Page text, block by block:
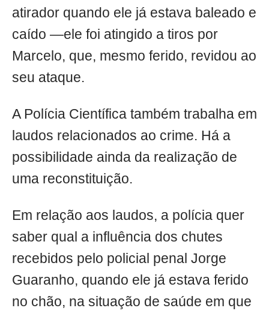
atirador quando ele já estava baleado e
caído —ele foi atingido a tiros por
Marcelo, que, mesmo ferido, revidou ao
seu ataque.
A Polícia Científica também trabalha em
laudos relacionados ao crime. Há a
possibilidade ainda da realização de
uma reconstituição.
Em relação aos laudos, a polícia quer
saber qual a influência dos chutes
recebidos pelo policial penal Jorge
Guaranho, quando ele já estava ferido
no chão, na situação de saúde em que